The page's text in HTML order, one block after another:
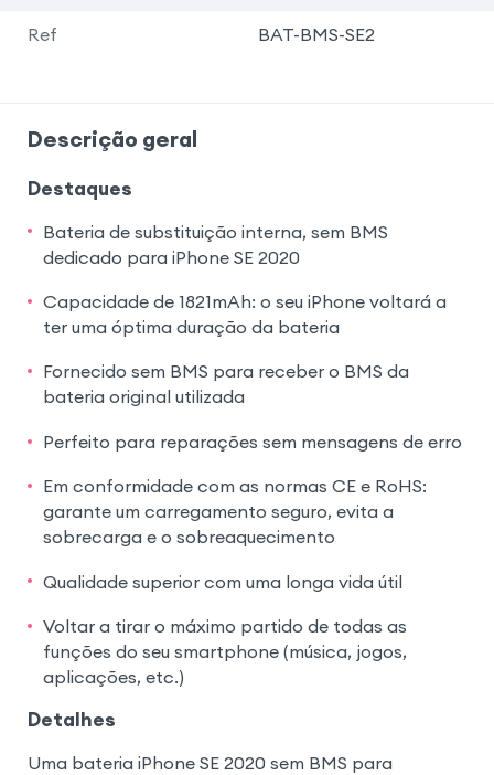
Ref BAT-BMS-SE2
Descrição geral
Destaques
Bateria de substituição interna, sem BMS
dedicado para iPhone SE 2020
Capacidade de 1821mAh: o seu iPhone voltará a
ter uma óptima duração da bateria
Fornecido sem BMS para receber o BMS da
bateria original utilizada
Perfeito para reparações sem mensagens de erro
Em conformidade com as normas CE e RoHS:
garante um carregamento seguro, evita a
sobrecarga e o sobreaquecimento
Qualidade superior com uma longa vida útil
Voltar a tirar o máximo partido de todas as
funções do seu smartphone (música, jogos,
aplicações, etc.)
Detalhes
Uma bateria iPhone SE 2020 sem BMS para